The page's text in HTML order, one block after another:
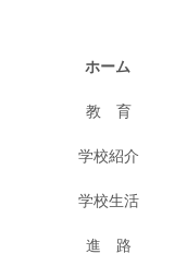
ホーム
教 育
学校紹介
学校生活
進 路